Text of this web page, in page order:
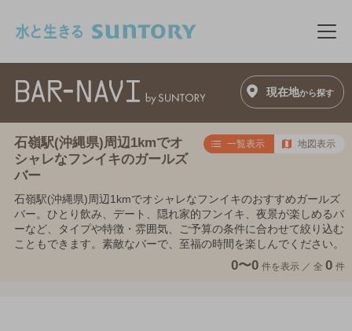
メ
現在地から探す
石嶺駅(沖縄県)周辺1kmでオ
シャレなフンイキのガールズ
バー
一覧表示 地図表示
石嶺駅(沖縄県)周辺1kmでオシャレなフンイキのおすすめガールズ
バー。ひとり飲み、デート、隠れ家的フンイキ、夜景が楽しめるバ
ーなど、タイプや特徴・雰囲気、ご予算の条件に合わせて絞り込む
こともできます。素敵なバーで、至福の時間を楽しんでください。
0〜0 件を表示 ／ 全 0 件